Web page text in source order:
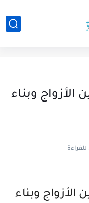
الأزواج وبناء
الأزواج وبناء